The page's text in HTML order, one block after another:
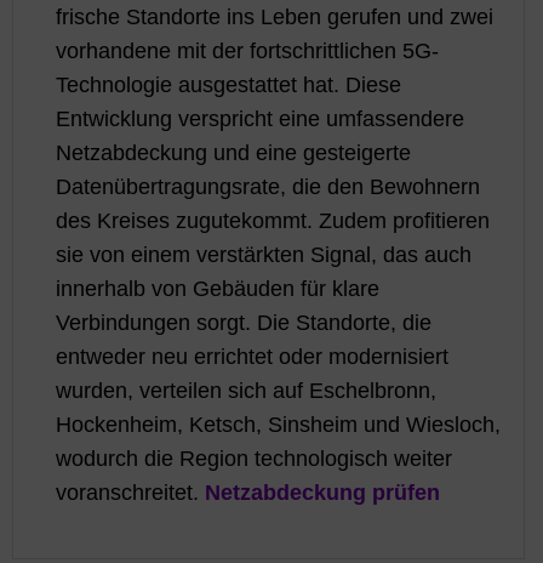
frische Standorte ins Leben gerufen und zwei
vorhandene mit der fortschrittlichen 5G-
Technologie ausgestattet hat. Diese
Entwicklung verspricht eine umfassendere
Netzabdeckung und eine gesteigerte
Datenübertragungsrate, die den Bewohnern
des Kreises zugutekommt. Zudem profitieren
sie von einem verstärkten Signal, das auch
innerhalb von Gebäuden für klare
Verbindungen sorgt. Die Standorte, die
entweder neu errichtet oder modernisiert
wurden, verteilen sich auf Eschelbronn,
Hockenheim, Ketsch, Sinsheim und Wiesloch,
wodurch die Region technologisch weiter
voranschreitet. Netzabdeckung prüfen